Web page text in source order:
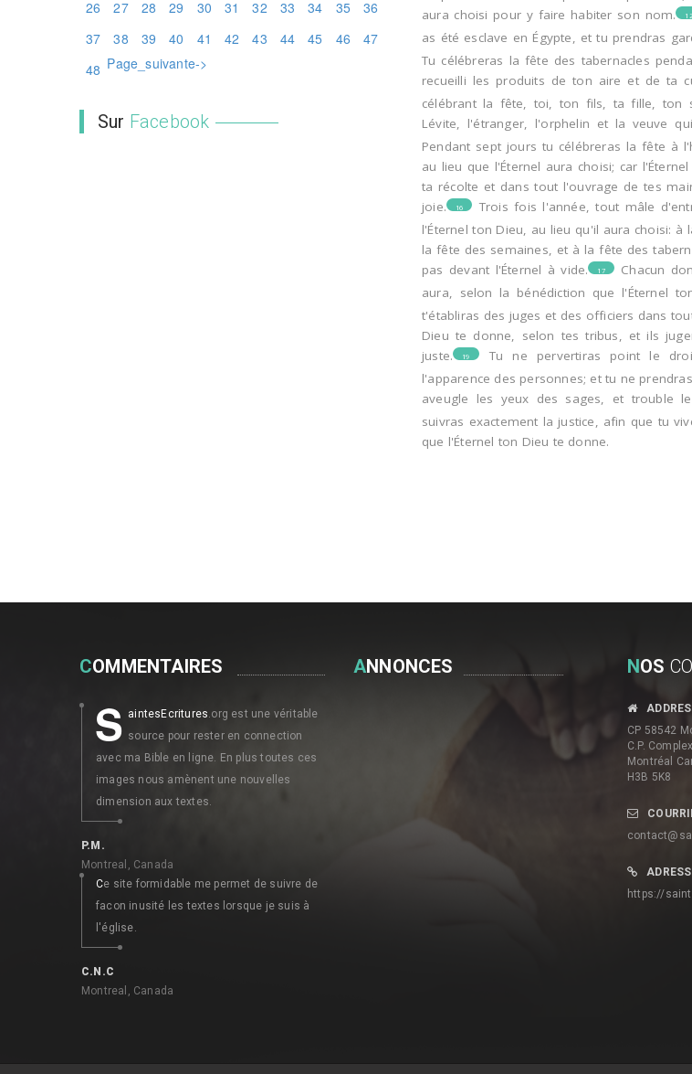
26
27 28 29 30 31 32 33 34 35
36
37
38 39 40 41 42 43 44 45 46
47
48 Page_suivante->
Sur Facebook
aura choisi pour y faire habiter son nom.
12
as été esclave en Égypte, et tu prendras
Tu célébreras la fête des tabernacles
recueilli les produits de ton aire et de ta
célébrant la fête, toi, ton fils, ta fille, ton
Lévite, l'étranger, l'orphelin et la veuve
Pendant sept jours tu célébreras la fête à
au lieu que l'Éternel aura choisi; car
ta récolte et dans tout l'ouvrage de tes
joie.
16
Trois fois l'année, tout mâle
l'Éternel ton Dieu, au lieu qu'il aura choisi: à
la fête des semaines, et à la fête des
pas devant l'Éternel à vide.
17
Chacun
aura, selon la bénédiction que l'Éternel
t'établiras des juges et des officiers dans
Dieu te donne, selon tes tribus, et ils
juste.
19
Tu ne pervertiras point le
l'apparence des personnes; et tu ne
aveugle les yeux des sages, et trouble
suivras exactement la justice, afin que tu
que l'Éternel ton Dieu te donne.
COMMENTAIRES
S aintesEcritures.org est une véritable
source pour rester en connection
avec ma Bible en ligne. En plus toutes ces
images nous amènent une nouvelles
dimension aux textes.
P.M.
Montreal, Canada
Ce site formidable me permet de suivre de
facon inusité les textes lorsque je suis à
l'église.
C.N.C
Montreal, Canada
ANNONCES NOS
CP 58542
C.P.
Montréal
H3B 5K8
https://